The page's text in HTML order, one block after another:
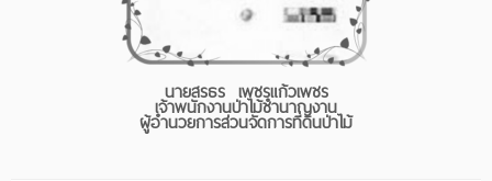
นายสรธร เพชรแก้วเพชร
เจ้าพนักงานป่าไม้ชำนาญงาน
ผู้อำนวยการส่วนจัดการที่ดินป่าไม้